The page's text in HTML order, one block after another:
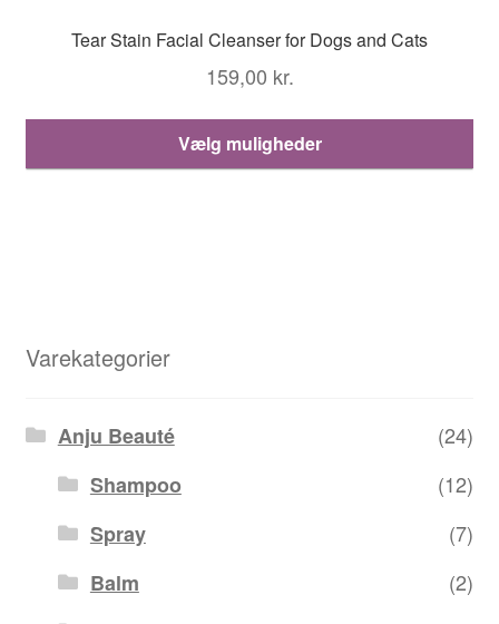
Tear Stain Facial Cleanser for Dogs and Cats
159,00 kr.
Vælg muligheder
Varekategorier
Anju Beauté
(24)
Shampoo
(12)
Spray
(7)
Balm
(2)